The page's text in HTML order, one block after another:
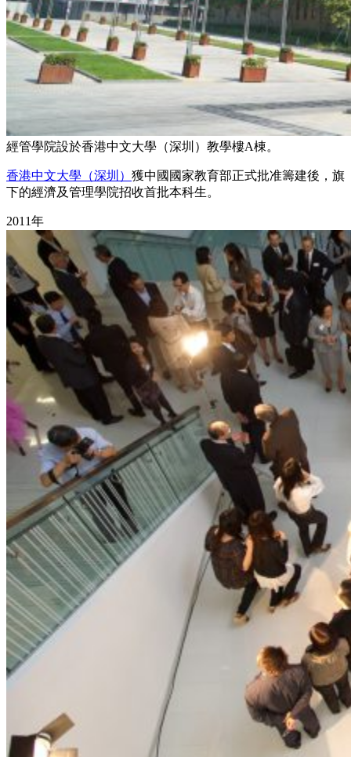
經管學院設於香港中文大學（深圳）教學樓A棟。
香港中文大學（深圳） 獲中國國家教育部正式批准籌建後，旗
下的經濟及管理學院招收首批本科生。
2011年